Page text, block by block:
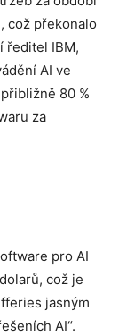
což překonalo
ředitel IBM,
AI ve
80 %
za
pro AI
což je
jasným
AI“.